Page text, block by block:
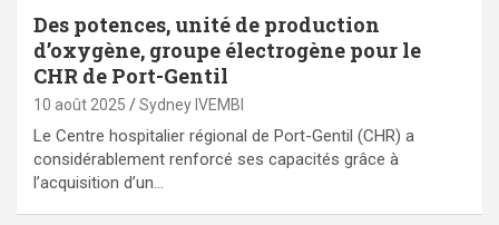
Des potences, unité de production
d’oxygène, groupe électrogène pour le
CHR de Port-Gentil
10 août 2025 Sydney IVEMBI
Le Centre hospitalier régional de Port-Gentil (CHR) a
considérablement renforcé ses capacités grâce à
l’acquisition d’un…